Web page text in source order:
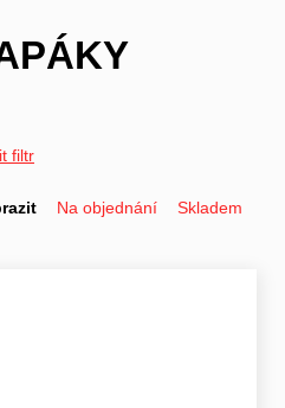
filtr
Na objednání Skladem